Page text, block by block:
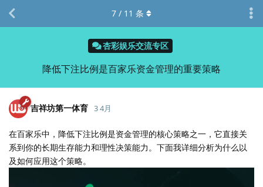
杏彩娱乐交流专区
降低下注比例是百家乐资金管理的重要策略
7 / 11 条
吉祥坊第一体育 3 4月
在百家乐中，降低下注比例是资金管理的核心策略之一，它直接关
系到你的长期生存能力和理性决策能力。下面我详细分析为什么以
及如何应用这个策略。